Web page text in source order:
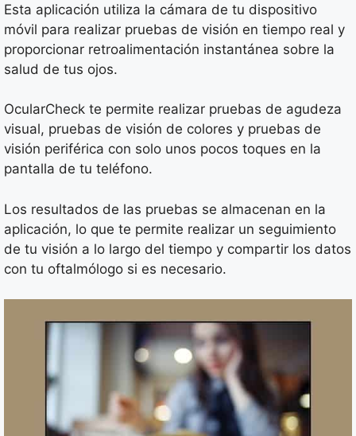
Esta aplicación utiliza la cámara de tu dispositivo
móvil para realizar pruebas de visión en tiempo real y
proporcionar retroalimentación instantánea sobre la
salud de tus ojos.
OcularCheck te permite realizar pruebas de agudeza
visual, pruebas de visión de colores y pruebas de
visión periférica con solo unos pocos toques en la
pantalla de tu teléfono.
Los resultados de las pruebas se almacenan en la
aplicación, lo que te permite realizar un seguimiento
de tu visión a lo largo del tiempo y compartir los datos
con tu oftalmólogo si es necesario.